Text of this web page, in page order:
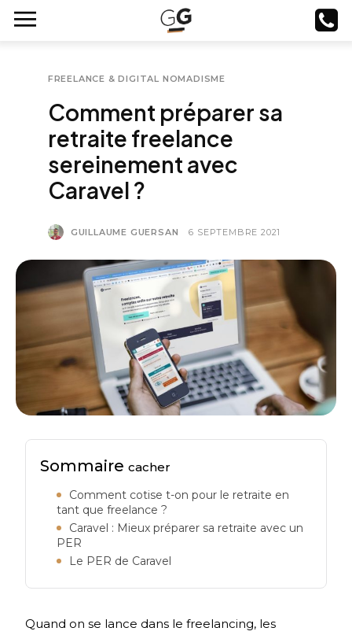
FREELANCE & DIGITAL NOMADISME
Comment préparer sa
retraite freelance
sereinement avec
Caravel ?
GUILLAUME GUERSAN 6 SEPTEMBRE 2021
Sommairecacher
Comment cotise t-on pour le retraite en
tant que freelance ?
Caravel : Mieux préparer sa retraite avec un
PER
Le PER de Caravel
Quand on se lance dans le freelancing, les